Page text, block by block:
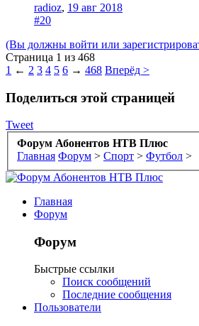
radioz, 19 авг 2018
#20
(Вы должны войти или
Страница 1 из 468
1 ← 2 3 4 5 6 → 468 Вперёд >
Поделиться этой страницей
Tweet
Форум Абонентов НТВ Плюс
Главная Форум > Спорт > Футбол >
Главная
Форум
Форум
Быстрые ссылки
Поиск сообщений
Последние сообщения
Пользователи